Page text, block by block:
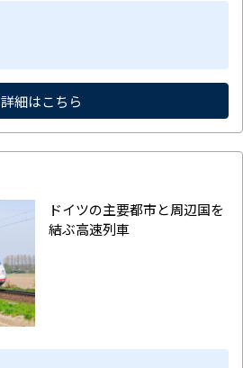
詳細はこちら
ドイツの主要都市と周辺国を
結ぶ高速列車